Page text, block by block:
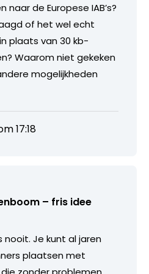
de Europese IAB’s?
of het wel echt
plaats van 30 kb-
Waarom niet gekeken
mogelijkheden
17:18
– fris idee
nooit. Je kunt al jaren
plaatsen met